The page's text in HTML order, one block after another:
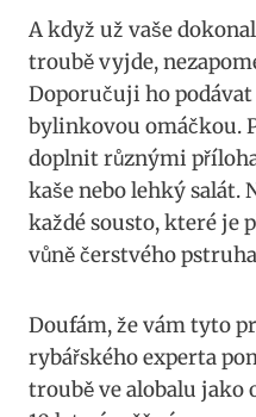
A když už vaše
troubě vyjde,
Doporučuji ho
bylinkovou ⁣omáčkou.
doplnit různými
kaše nebo lehký salát.
‌každé sousto,⁣ které je
vůně ‌čerstvého
Doufám, že⁢ vám tyto
rybářského experta
troubě ve ​alobalu jako